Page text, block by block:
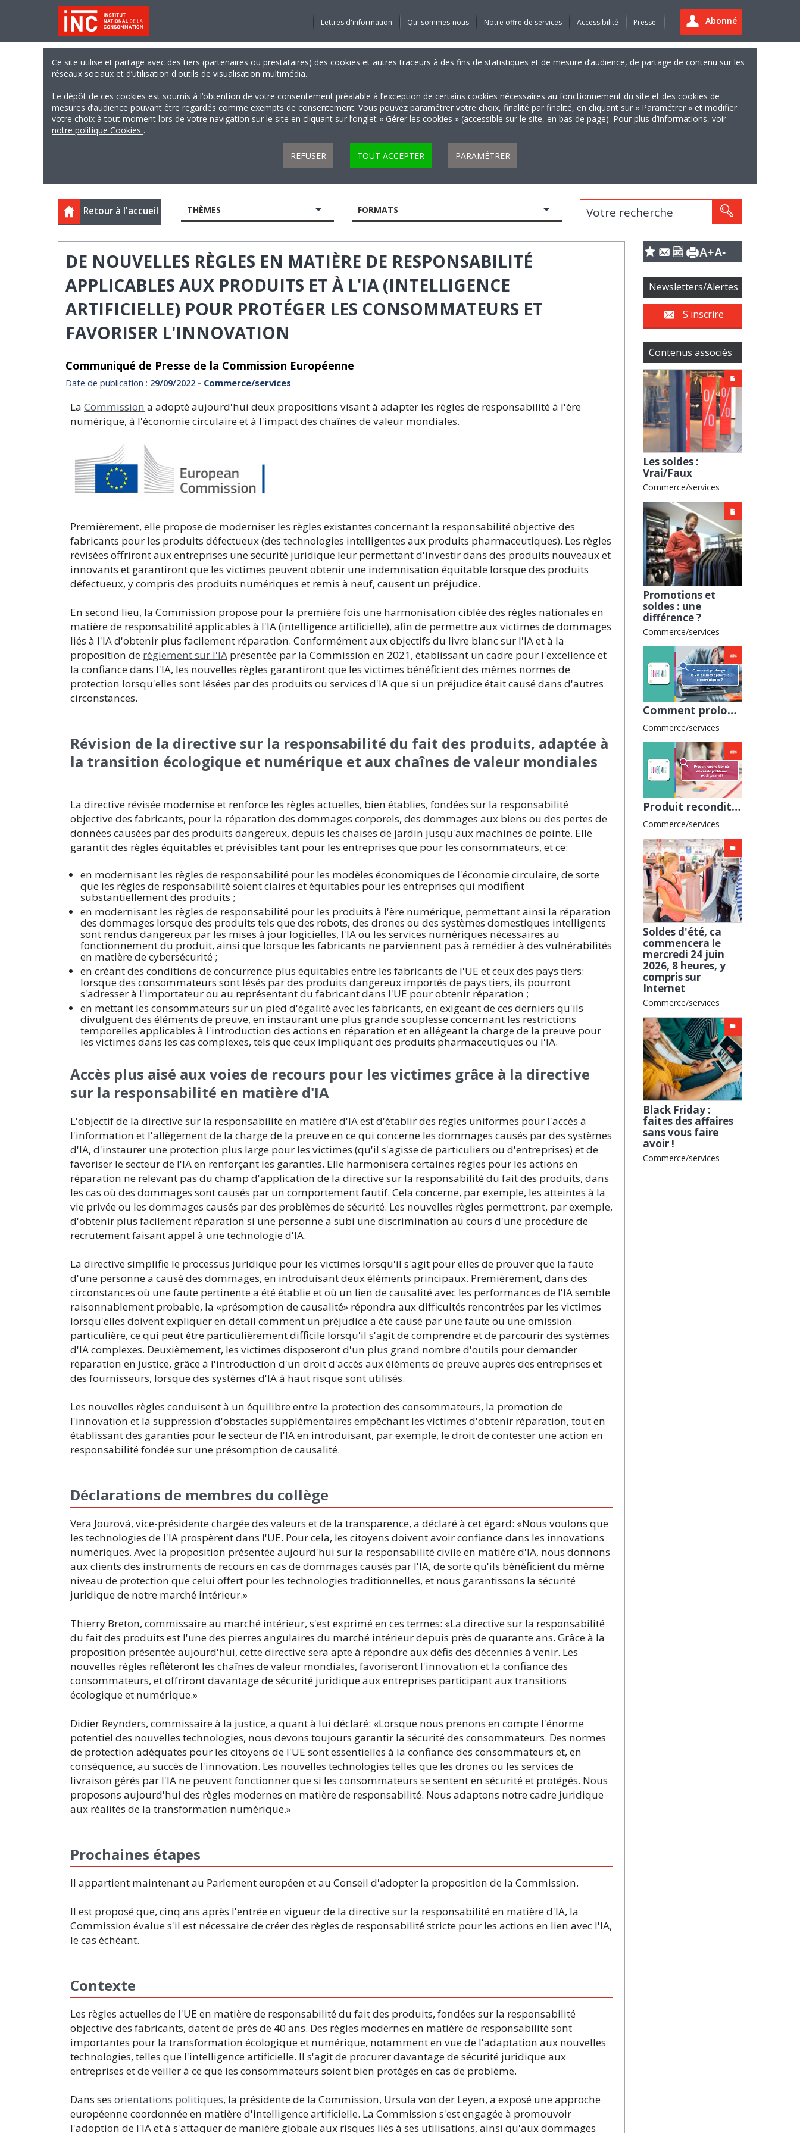
Abonné
Lettres d'information Qui sommes-nous Notre offre de services Accessibilité Presse
Ce site utilise et partage avec des tiers (partenaires ou prestataires) des cookies et autres traceurs à des fins de statistiques et de mesure d’audience, de partage de contenu sur les
réseaux sociaux et d’utilisation d'outils de visualisation multimédia.
Le dépôt de ces cookies est soumis à l’obtention de votre consentement préalable à l’exception de certains cookies nécessaires au fonctionnement du site et des cookies de
mesures d’audience pouvant être regardés comme exempts de consentement. Vous pouvez paramétrer votre choix, finalité par finalité, en cliquant sur « Paramétrer » et modifier
votre choix à tout moment lors de votre navigation sur le site en cliquant sur l’onglet « Gérer les cookies » (accessible sur le site, en bas de page). Pour plus d’informations, voir
notre politique Cookies .
REFUSER TOUT ACCEPTER PARAMÉTRER
Retour à l'accueil THÈMES FORMATS Votre recherche
DE NOUVELLES RÈGLES EN MATIÈRE DE RESPONSABILITÉ
APPLICABLES AUX PRODUITS ET À L'IA (INTELLIGENCE
ARTIFICIELLE) POUR PROTÉGER LES CONSOMMATEURS ET
FAVORISER L'INNOVATION
Communiqué de Presse de la Commission Européenne
Date de publication : 29/09/2022 - Commerce/services
La Commission a adopté aujourd'hui deux propositions visant à adapter les règles de responsabilité à l'ère
numérique, à l'économie circulaire et à l'impact des chaînes de valeur mondiales.
Premièrement, elle propose de moderniser les règles existantes concernant la responsabilité objective des
fabricants pour les produits défectueux (des technologies intelligentes aux produits pharmaceutiques). Les règles
révisées offriront aux entreprises une sécurité juridique leur permettant d'investir dans des produits nouveaux et
innovants et garantiront que les victimes peuvent obtenir une indemnisation équitable lorsque des produits
défectueux, y compris des produits numériques et remis à neuf, causent un préjudice.
En second lieu, la Commission propose pour la première fois une harmonisation ciblée des règles nationales en
matière de responsabilité applicables à l'IA (intelligence artificielle), afin de permettre aux victimes de dommages
liés à l'IA d'obtenir plus facilement réparation. Conformément aux objectifs du livre blanc sur l'IA et à la
proposition de règlement sur l'IA présentée par la Commission en 2021, établissant un cadre pour l'excellence et
la confiance dans l'IA, les nouvelles règles garantiront que les victimes bénéficient des mêmes normes de
protection lorsqu'elles sont lésées par des produits ou services d'IA que si un préjudice était causé dans d'autres
circonstances.
Révision de la directive sur la responsabilité du fait des produits, adaptée à
la transition écologique et numérique et aux chaînes de valeur mondiales
La directive révisée modernise et renforce les règles actuelles, bien établies, fondées sur la responsabilité
objective des fabricants, pour la réparation des dommages corporels, des dommages aux biens ou des pertes de
données causées par des produits dangereux, depuis les chaises de jardin jusqu'aux machines de pointe. Elle
garantit des règles équitables et prévisibles tant pour les entreprises que pour les consommateurs, et ce:
en modernisant les règles de responsabilité pour les modèles économiques de l'économie circulaire, de sorte
que les règles de responsabilité soient claires et équitables pour les entreprises qui modifient
substantiellement des produits ;
en modernisant les règles de responsabilité pour les produits à l'ère numérique, permettant ainsi la réparation
des dommages lorsque des produits tels que des robots, des drones ou des systèmes domestiques intelligents
sont rendus dangereux par les mises à jour logicielles, l'IA ou les services numériques nécessaires au
fonctionnement du produit, ainsi que lorsque les fabricants ne parviennent pas à remédier à des vulnérabilités
en matière de cybersécurité ;
en créant des conditions de concurrence plus équitables entre les fabricants de l'UE et ceux des pays tiers:
lorsque des consommateurs sont lésés par des produits dangereux importés de pays tiers, ils pourront
s'adresser à l'importateur ou au représentant du fabricant dans l'UE pour obtenir réparation ;
en mettant les consommateurs sur un pied d'égalité avec les fabricants, en exigeant de ces derniers qu'ils
divulguent des éléments de preuve, en instaurant une plus grande souplesse concernant les restrictions
temporelles applicables à l'introduction des actions en réparation et en allégeant la charge de la preuve pour
les victimes dans les cas complexes, tels que ceux impliquant des produits pharmaceutiques ou l'IA.
Accès plus aisé aux voies de recours pour les victimes grâce à la directive
sur la responsabilité en matière d'IA
L'objectif de la directive sur la responsabilité en matière d'IA est d'établir des règles uniformes pour l'accès à
l'information et l'allègement de la charge de la preuve en ce qui concerne les dommages causés par des systèmes
d'IA, d'instaurer une protection plus large pour les victimes (qu'il s'agisse de particuliers ou d'entreprises) et de
favoriser le secteur de l'IA en renforçant les garanties. Elle harmonisera certaines règles pour les actions en
réparation ne relevant pas du champ d'application de la directive sur la responsabilité du fait des produits, dans
les cas où des dommages sont causés par un comportement fautif. Cela concerne, par exemple, les atteintes à la
vie privée ou les dommages causés par des problèmes de sécurité. Les nouvelles règles permettront, par exemple,
d'obtenir plus facilement réparation si une personne a subi une discrimination au cours d'une procédure de
recrutement faisant appel à une technologie d'IA.
La directive simplifie le processus juridique pour les victimes lorsqu'il s'agit pour elles de prouver que la faute
d'une personne a causé des dommages, en introduisant deux éléments principaux. Premièrement, dans des
circonstances où une faute pertinente a été établie et où un lien de causalité avec les performances de l'IA semble
raisonnablement probable, la «présomption de causalité» répondra aux difficultés rencontrées par les victimes
lorsqu'elles doivent expliquer en détail comment un préjudice a été causé par une faute ou une omission
particulière, ce qui peut être particulièrement difficile lorsqu'il s'agit de comprendre et de parcourir des systèmes
d'IA complexes. Deuxièmement, les victimes disposeront d'un plus grand nombre d'outils pour demander
réparation en justice, grâce à l'introduction d'un droit d'accès aux éléments de preuve auprès des entreprises et
des fournisseurs, lorsque des systèmes d'IA à haut risque sont utilisés.
Les nouvelles règles conduisent à un équilibre entre la protection des consommateurs, la promotion de
l'innovation et la suppression d'obstacles supplémentaires empêchant les victimes d'obtenir réparation, tout en
établissant des garanties pour le secteur de l'IA en introduisant, par exemple, le droit de contester une action en
responsabilité fondée sur une présomption de causalité.
Déclarations de membres du collège
Vera Jourová, vice-présidente chargée des valeurs et de la transparence, a déclaré à cet égard: «Nous voulons que
les technologies de l'IA prospèrent dans l'UE. Pour cela, les citoyens doivent avoir confiance dans les innovations
numériques. Avec la proposition présentée aujourd'hui sur la responsabilité civile en matière d'IA, nous donnons
aux clients des instruments de recours en cas de dommages causés par l'IA, de sorte qu'ils bénéficient du même
niveau de protection que celui offert pour les technologies traditionnelles, et nous garantissons la sécurité
juridique de notre marché intérieur.»
Thierry Breton, commissaire au marché intérieur, s'est exprimé en ces termes: «La directive sur la responsabilité
du fait des produits est l'une des pierres angulaires du marché intérieur depuis près de quarante ans. Grâce à la
proposition présentée aujourd'hui, cette directive sera apte à répondre aux défis des décennies à venir. Les
nouvelles règles refléteront les chaînes de valeur mondiales, favoriseront l'innovation et la confiance des
consommateurs, et offriront davantage de sécurité juridique aux entreprises participant aux transitions
écologique et numérique.»
Didier Reynders, commissaire à la justice, a quant à lui déclaré: «Lorsque nous prenons en compte l'énorme
potentiel des nouvelles technologies, nous devons toujours garantir la sécurité des consommateurs. Des normes
de protection adéquates pour les citoyens de l'UE sont essentielles à la confiance des consommateurs et, en
conséquence, au succès de l'innovation. Les nouvelles technologies telles que les drones ou les services de
livraison gérés par l'IA ne peuvent fonctionner que si les consommateurs se sentent en sécurité et protégés. Nous
proposons aujourd'hui des règles modernes en matière de responsabilité. Nous adaptons notre cadre juridique
aux réalités de la transformation numérique.»
Prochaines étapes
Il appartient maintenant au Parlement européen et au Conseil d'adopter la proposition de la Commission.
Il est proposé que, cinq ans après l'entrée en vigueur de la directive sur la responsabilité en matière d'IA, la
Commission évalue s'il est nécessaire de créer des règles de responsabilité stricte pour les actions en lien avec l'IA,
le cas échéant.
Contexte
Les règles actuelles de l'UE en matière de responsabilité du fait des produits, fondées sur la responsabilité
objective des fabricants, datent de près de 40 ans. Des règles modernes en matière de responsabilité sont
importantes pour la transformation écologique et numérique, notamment en vue de l'adaptation aux nouvelles
technologies, telles que l'intelligence artificielle. Il s'agit de procurer davantage de sécurité juridique aux
entreprises et de veiller à ce que les consommateurs soient bien protégés en cas de problème.
Dans ses orientations politiques, la présidente de la Commission, Ursula von der Leyen, a exposé une approche
européenne coordonnée en matière d'intelligence artificielle. La Commission s'est engagée à promouvoir
l'adoption de l'IA et à s'attaquer de manière globale aux risques liés à ses utilisations, ainsi qu'aux dommages
Newsletters/Alertes
S'inscrire
Contenus associés
Les soldes :
Vrai/Faux
Commerce/services
Promotions et
soldes : une
différence ?
Commerce/services
Comment prolonger la vie de mes appareils électroniques ? avec la CNAFC
Commerce/services
Produit reconditionné : en cas de problème, est-il garanti ? avec la CLCV
Commerce/services
Soldes d'été, ca
commencera le
mercredi 24 juin
2026, 8 heures, y
compris sur
Internet
Commerce/services
Black Friday :
faites des affaires
sans vous faire
avoir !
Commerce/services